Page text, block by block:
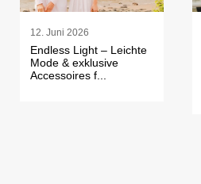
12. Juni 2026
Endless Light – Leichte
Mode & exklusive
Accessoires f...